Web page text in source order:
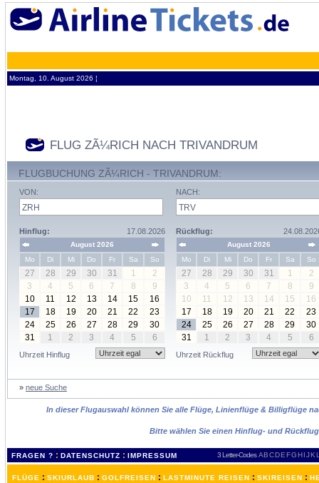
Montag, 10. August 2026 ¦
FLUG ZÃ¼RICH NACH TRIVANDRUM
FLUGBUCHUNG ZÃ¼RICH - TRIVANDRUM:
VON:
Hinflug: 17.08.2026
August 2026
Mo
Di Mi Do Fr Sa So
27 28 29 30 31 1
2
3
4 5 6 7 8
9
10
11 12 13 14 15
16
17
18 19 20 21 22
23
24
25 26 27 28 29
30
31
1 2 3 4 5 6
Uhrzeit Hinflug
NACH:
Rückflug:
August 2026
Mo
Di Mi Do Fr Sa So
27 28 29 30 31 1
2
3
4 5 6 7 8
9
10
11 12 13 14 15
16
17
18 19 20 21 22
23
24
25 26 27 28 29
30
31
1 2 3 4 5 6
Uhrzeit Rückflug
» neue Suche
In dieser Flugauswahl können Sie alle Flüge, Linienflüge & Billigflüge
Bitte wählen Sie einen Hinflug- und
FRAGEN ? : DATENSCHUTZ : IMPRESSUM 3 Letter-Codes ABCDEFGH IJKL
FLÜGE : SKIURLAUB : GOLFREISEN : LASTMINUTE REISEN : SKIREISEN :